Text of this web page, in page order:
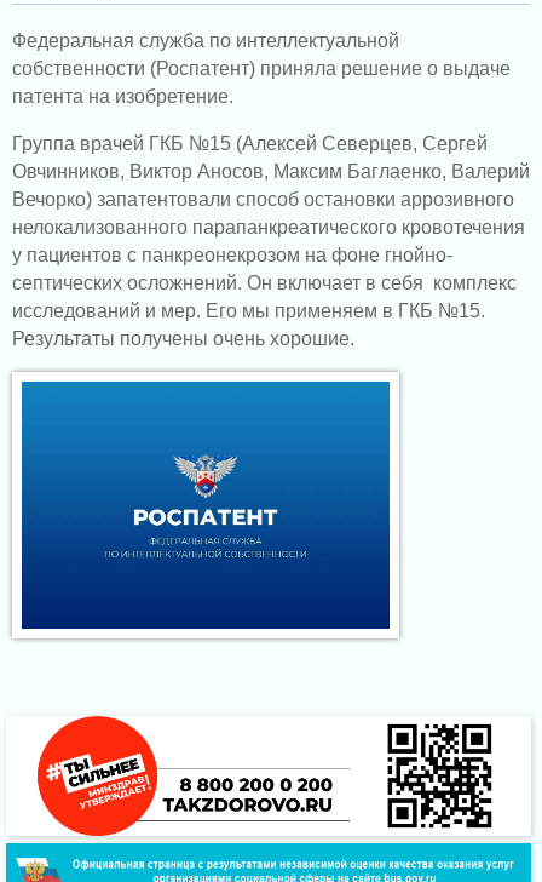
Федеральная служба по интеллектуальной
собственности (Роспатент) приняла решение о выдаче
патента на изобретение.
Группа врачей ГКБ №15 (Алексей Северцев, Сергей
Овчинников, Виктор Аносов, Максим Баглаенко, Валерий
Вечорко) запатентовали способ остановки аррозивного
нелокализованного парапанкреатического кровотечения
у пациентов с панкреонекрозом на фоне гнойно-
септических осложнений. Он включает в себя комплекс
исследований и мер. Его мы применяем в ГКБ №15.
Результаты получены очень хорошие.